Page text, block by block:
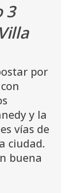
3
por
y la
vías de
ciudad.
buena